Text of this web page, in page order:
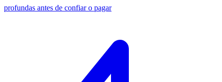
profundas antes de confiar o pagar